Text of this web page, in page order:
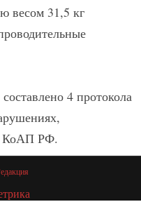
весом 31,5 кг
4 протокола
КоАП РФ.